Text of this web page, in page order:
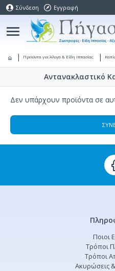
Σύνδεση Εγγραφή
Προϊόντα για Άλογα & Είδη Ιππασίας
Αντανακλαστικό
Δεν υπάρχουν προϊόντα σε
Ποιοι
Τρόποι
Τρόποι
Ακυρώσεις